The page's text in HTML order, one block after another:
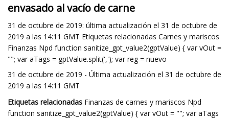
envasado al vacío de carne
31 de octubre de 2019: última actualización el 31 de octubre de
2019 a las 14:11 GMT Etiquetas relacionadas Carnes y mariscos
Finanzas Npd function sanitize_gpt_value2(gptValue) { var vOut =
""; var aTags = gptValue.split(','); var reg = nuevo
31 de octubre de 2019 - Última actualización el 31 de octubre de
2019 a las 14:11 GMT
Etiquetas relacionadas Finanzas de carnes y mariscos Npd
function sanitize_gpt_value2(gptValue) { var vOut = ""; var aTags